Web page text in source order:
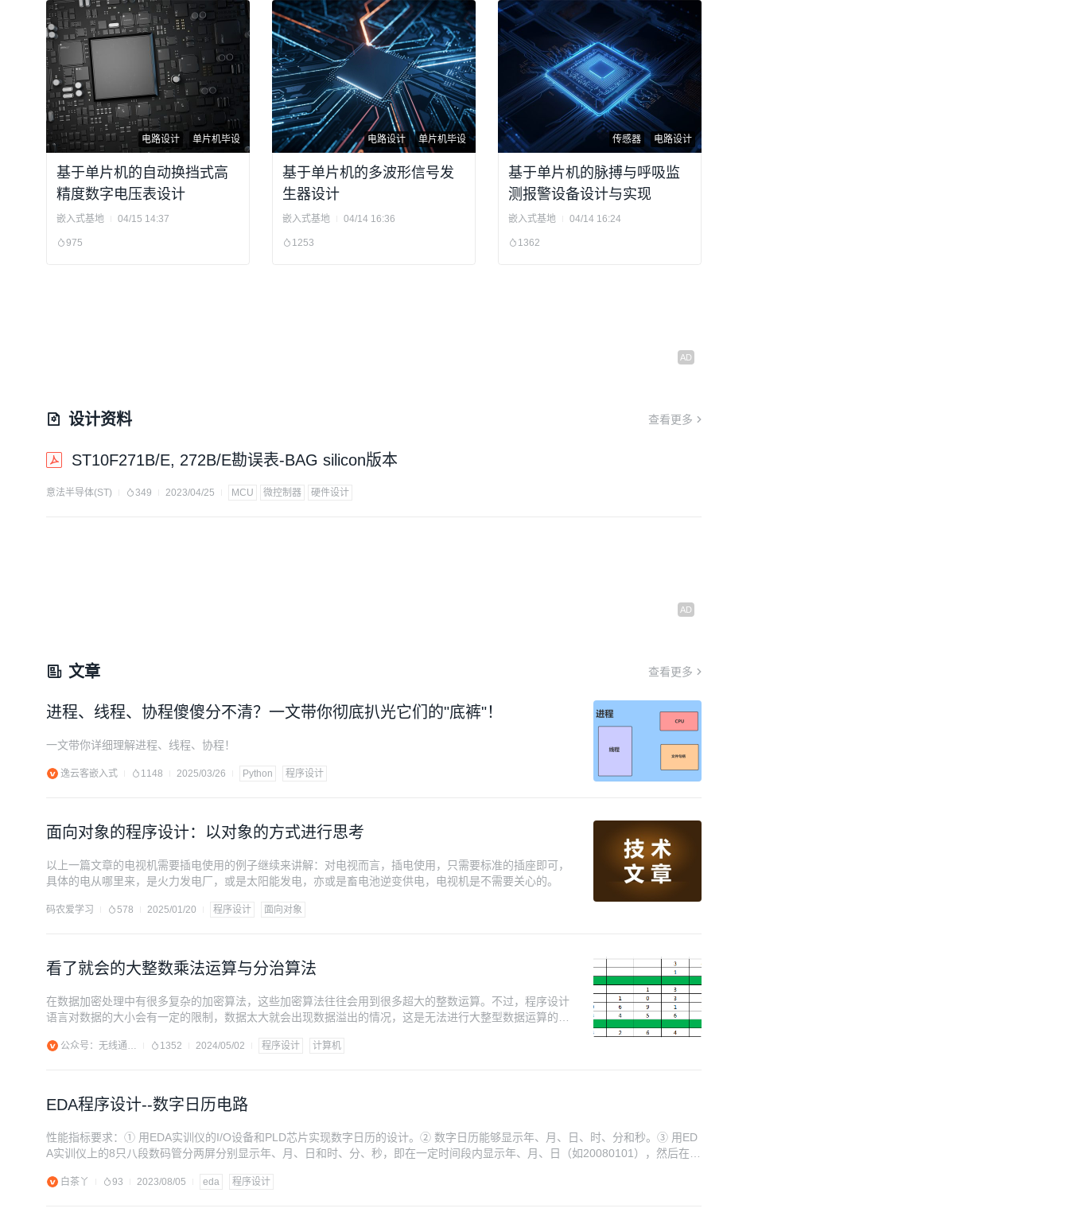
电路设计 单片机毕设
基于单片机的自动换挡式高
精度数字电压表设计
嵌入式基地 04/15 14:37
975
电路设计 单片机毕设
基于单片机的多波形信号发
生器设计
嵌入式基地 04/14 16:36
1253
传感器 电路设计
基于单片机的脉搏与呼吸监
测报警设备设计与实现
嵌入式基地 04/14 16:24
1362
设计资料 查看更多
ST10F271B/E, 272B/E勘误表-BAG silicon版本
意法半导体(ST) 349 2023/04/25 MCU 微控制器 硬件设计
文章 查看更多
进程、线程、协程傻傻分不清？一文带你彻底扒光它们的"底裤"！
一文带你详细理解进程、线程、协程！
逸云客嵌入式 1148 2025/03/26 Python 程序设计
面向对象的程序设计：以对象的方式进行思考
以上一篇文章的电视机需要插电使用的例子继续来讲解：对电视而言，插电使用，只需要标准的插座即可，
具体的电从哪里来，是火力发电厂，或是太阳能发电，亦或是畜电池逆变供电，电视机是不需要关心的。
码农爱学习 578 2025/01/20 程序设计 面向对象
看了就会的大整数乘法运算与分治算法
在数据加密处理中有很多复杂的加密算法，这些加密算法往往会用到很多超大的整数运算。不过，程序设计
语言对数据的大小会有一定的限制，数据太大就会出现数据溢出的情况，这是无法进行大整型数据运算的。
公众号：无线通信录 1352 2024/05/02 程序设计 计算机
EDA程序设计--数字日历电路
性能指标要求：① 用EDA实训仪的I/O设备和PLD芯片实现数字日历的设计。② 数字日历能够显示年、月、日、时、分和秒。③ 用ED
A实训仪上的8只八段数码管分两屏分别显示年、月、日和时、分、秒，即在一定时间段内显示年、月、日（如20080101），然后在另
白茶丫 93 2023/08/05 eda 程序设计